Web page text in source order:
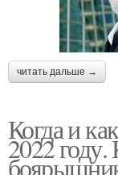
читать дальше →
Когда и
2022 году.